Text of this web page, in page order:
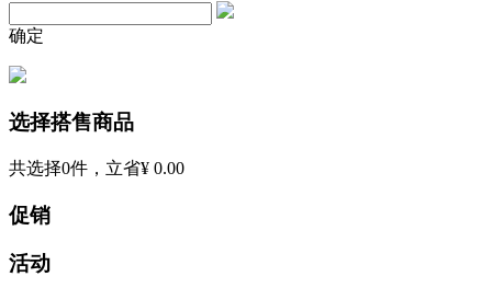
确定
选择搭售商品
共选择0件，立省¥ 0.00
促销
活动